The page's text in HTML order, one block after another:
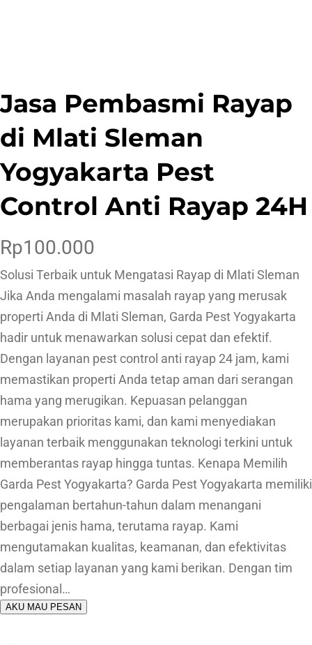
Jasa Pembasmi Rayap
di Mlati Sleman
Yogyakarta Pest
Control Anti Rayap 24H
Rp100.000
Solusi Terbaik untuk Mengatasi Rayap di Mlati Sleman
Jika Anda mengalami masalah rayap yang merusak
properti Anda di Mlati Sleman, Garda Pest Yogyakarta
hadir untuk menawarkan solusi cepat dan efektif.
Dengan layanan pest control anti rayap 24 jam, kami
memastikan properti Anda tetap aman dari serangan
hama yang merugikan. Kepuasan pelanggan
merupakan prioritas kami, dan kami menyediakan
layanan terbaik menggunakan teknologi terkini untuk
memberantas rayap hingga tuntas. Kenapa Memilih
Garda Pest Yogyakarta? Garda Pest Yogyakarta memiliki
pengalaman bertahun-tahun dalam menangani
berbagai jenis hama, terutama rayap. Kami
mengutamakan kualitas, keamanan, dan efektivitas
dalam setiap layanan yang kami berikan. Dengan tim
profesional…
AKU MAU PESAN